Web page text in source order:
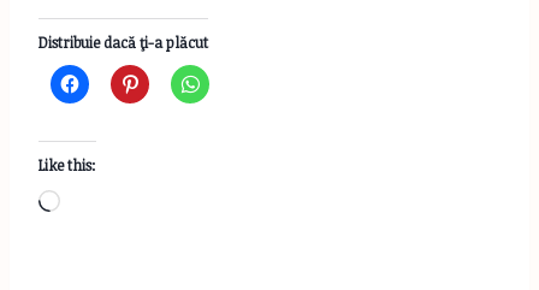
Distribuie dacă ţi-a plăcut
Like this:
L